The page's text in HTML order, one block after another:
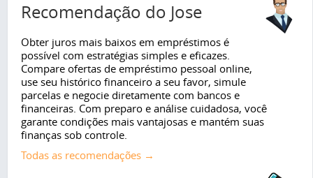
Recomendação do Jose
Obter juros mais baixos em empréstimos é
possível com estratégias simples e eficazes.
Compare ofertas de empréstimo pessoal online,
use seu histórico financeiro a seu favor, simule
parcelas e negocie diretamente com bancos e
financeiras. Com preparo e análise cuidadosa, você
garante condições mais vantajosas e mantém suas
finanças sob controle.
Todas as recomendações →